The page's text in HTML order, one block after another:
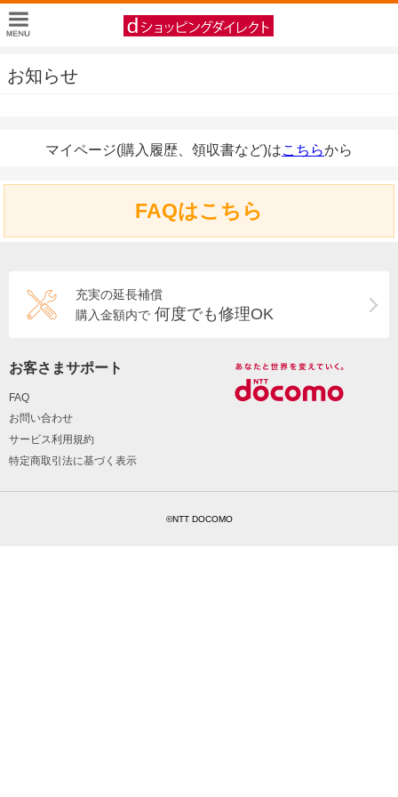
お知らせ
マイページ(購入履歴、領収書など)はこちらから
FAQはこちら
充実の延長補償
購入金額内で 何度でも修理OK
お客さまサポート
FAQ
お問い合わせ
サービス利用規約
特定商取引法に基づく表示
©NTT DOCOMO